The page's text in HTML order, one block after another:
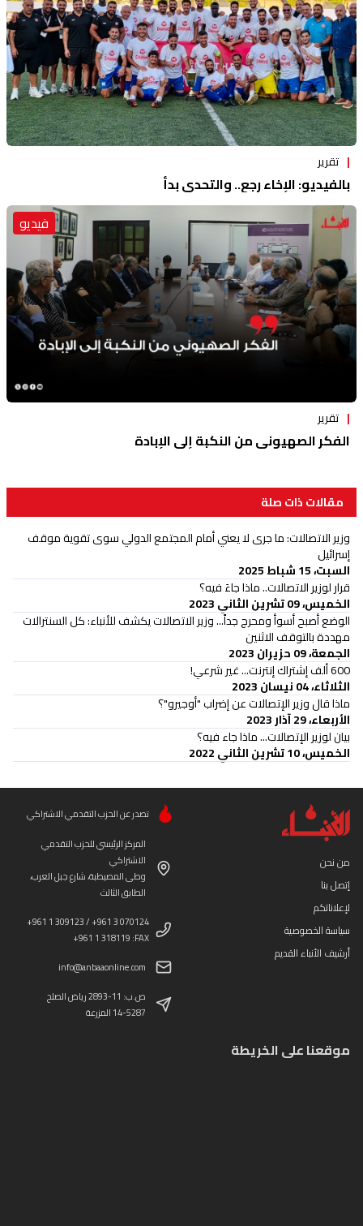
تقرير
بالفيديو: الإخاء رجع.. والتحدي بدأ
فيديو
تقرير
الفكر الصهيوني من النكبة إلى الإبادة
مقالات ذات صلة
وزير الاتصالات: ما جرى لا يعني أمام المجتمع الدولي سوى تقوية موقف
إسرائيل
السبت، 15 شباط 2025
قرار لوزير الاتصالات.. ماذا جاءَ فيه؟
الخميس، 09 تشرين الثاني 2023
الوضع أصبح أسوأ ومحرج جداً... وزير الاتصالات يكشف للأنباء: كل السنترالات
مهددة بالتوقف الاثنين
الجمعة، 09 حزيران 2023
600 ألف إشتراك إنترنت... غير شرعي!
الثلاثاء، 04 نيسان 2023
ماذا قال وزير الإتصالات عن إضراب "أوجيرو"؟
الأربعاء، 29 آذار 2023
بيان لوزير الإتصالات... ماذا جاء فيه؟
الخميس، 10 تشرين الثاني 2022
من نحن
إتصل بنا
لإعلاناتكم
سياسة الخصوصية
أرشيف الأنباء القديم
تصدر عن الحزب التقدمي الاشتراكي
المركز الرئيسي للحزب التقدمي
الاشتراكي
وطى المصيطبة، شارع جبل العرب،
الطابق الثالث
+961 1 309123 / +961 3 070124
+961 1 318119 :FAX
info@anbaaonline.com
ص.ب: 11-2893 رياض الصلح
14-5287 المزرعة
موقعنا على الخريطة